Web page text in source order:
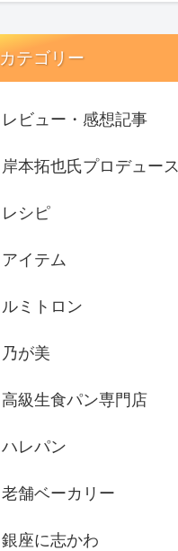
カテゴリー
レビュー・感想記事
岸本拓也氏プロデュース
レシピ
アイテム
ルミトロン
乃が美
高級生食パン専門店
ハレパン
老舗ベーカリー
銀座に志かわ